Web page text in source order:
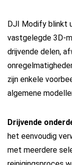
DJI Modify blinkt
vastgelegde 3D-
drijvende delen,
zijn enkele
algemene
Drijvende
het eenvoudig
met meerdere